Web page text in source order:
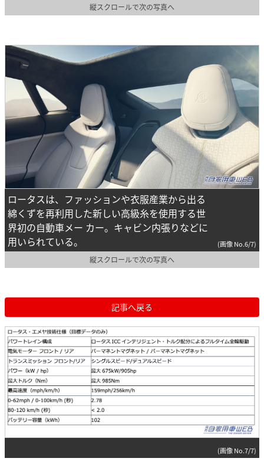
縦スクロールで次の写真へ
ロータスは、ファッションや衣服産業から出る
綿くずを再利用した新しい高級糸を使用する世
界初の自動車メー カー。キャビン内張りなどに
用いられている。
(画像 No.6/7)
縦スクロールで次の写真へ
記事へ戻る
(画像 No.7/7)